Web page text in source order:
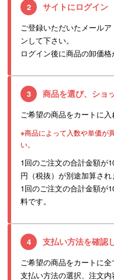
2 サイトにログイン
ご登録いただいたメール
ンして下さい。
ログイン後に商品の卸価格
3 商品を選び、ショ
ご希望の商品をカートに
※商品によって入数や単価が
い。
1回のご注文の合計金額が
円（税抜）が別途加算され
1回のご注文の合計金額が
料です。
4 支払い方法を確認
ご希望の商品をカートに
支払い方法の選択、注文